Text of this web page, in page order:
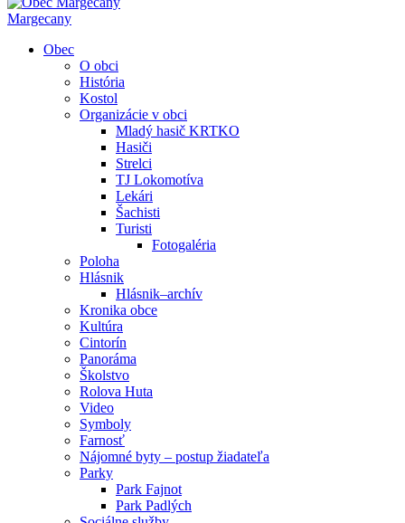
Margecany
Obec
O obci
História
Kostol
Organizácie v obci
Mladý hasič KRTKO
Hasiči
Strelci
TJ Lokomotíva
Lekári
Šachisti
Turisti
Fotogaléria
Poloha
Hlásnik
Hlásnik–archív
Kronika obce
Kultúra
Cintorín
Panoráma
Školstvo
Rolova Huta
Video
Symboly
Farnosť
Nájomné byty – postup žiadateľa
Parky
Park Fajnot
Park Padlých